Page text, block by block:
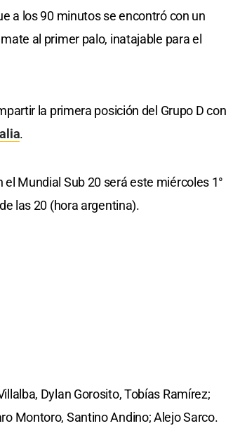
a los 90 minutos se encontró con un
al primer palo, inatajable para el
la primera posición del Grupo D con
.
Mundial Sub 20 será este miércoles 1°
las 20 (hora argentina).
Dylan Gorosito, Tobías Ramírez;
Montoro, Santino Andino; Alejo Sarco.